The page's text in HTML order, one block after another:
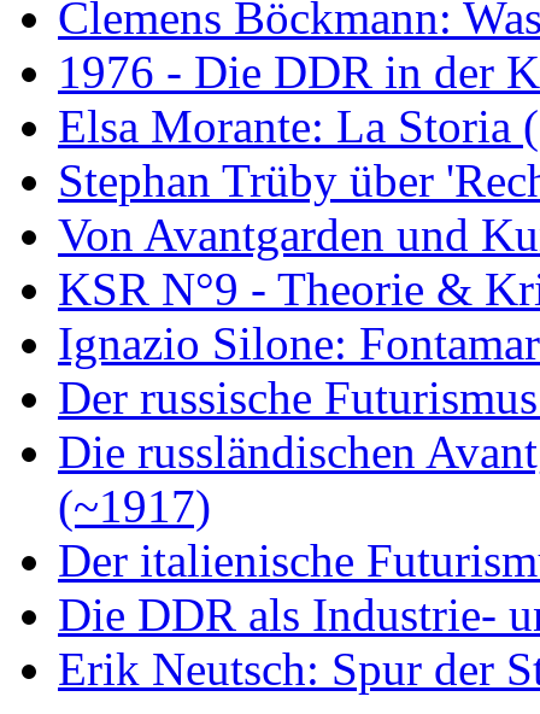
Clemens Böckmann:
1976 - Die DDR in der
Elsa Morante: La Storia
Stephan Trüby über
Von Avantgarden und
KSR N°9 - Theorie &
Ignazio Silone:
Der russische
Die russländischen
(~1917)
Der italienische
Die DDR als Industrie-
Erik Neutsch: Spur der